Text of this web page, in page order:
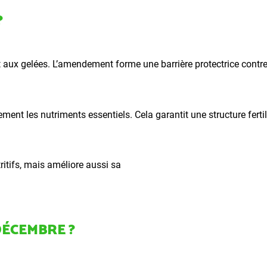
gelées. L’amendement forme une barrière protectrice
les nutriments essentiels. Cela garantit une structure
mais améliore aussi sa
?